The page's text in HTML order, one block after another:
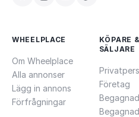
WHEELPLACE
Om Wheelplace
Alla annonser
Lägg in annons
Förfrågningar
KÖPARE &
SÄLJARE
Företag